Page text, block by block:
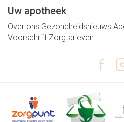
Uw apotheek
Over ons Gezondheidsnieuws
Voorschrift Zorgtarieven